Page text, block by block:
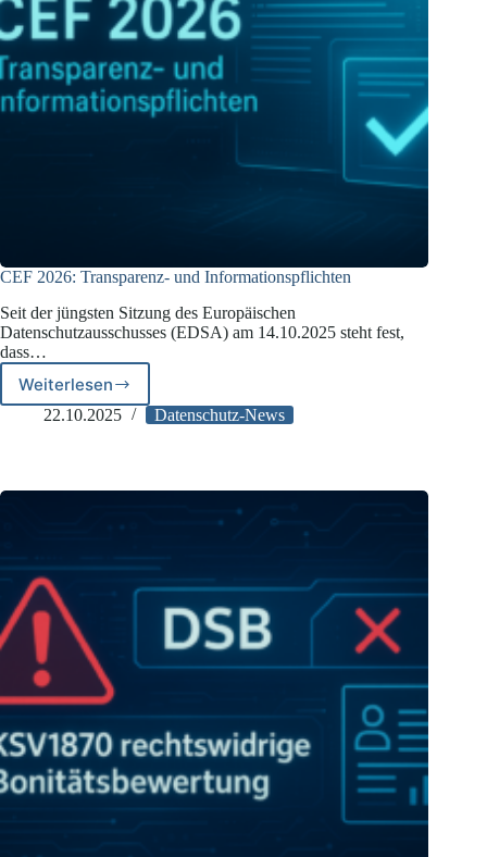
CEF 2026: Transparenz- und Informationspflichten
Seit der jüngsten Sitzung des Europäischen
Datenschutzausschusses (EDSA) am 14.10.2025 steht fest,
dass…
Weiterlesen
CEF
2026:
22.10.2025 Datenschutz-News